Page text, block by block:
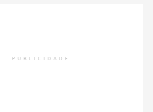
PUBLICIDADE